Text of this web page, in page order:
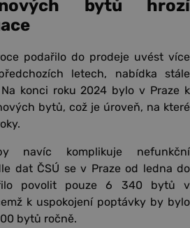
bytů hrozí
podařilo do prodeje uvést více
letech, nabídka stále
konci roku 2024 bylo v Praze k
bytů, což je úroveň, na které
navíc komplikuje nefunkční
dat ČSÚ se v Praze od ledna do
povolit pouze 6 340 bytů v
k uspokojení poptávky by bylo
bytů ročně.